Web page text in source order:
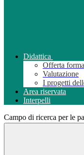
Didattica
Offerta
Valutazione
I progetti
Area riservata
Interpelli
Campo di ricerca per le